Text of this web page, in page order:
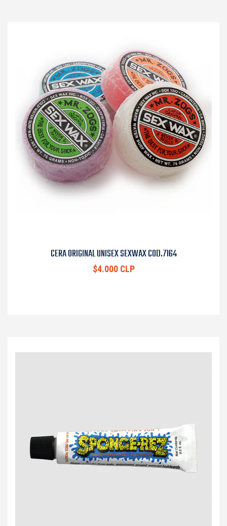
CERA ORIGINAL UNISEX SEXWAX COD.7164
$4.000 CLP